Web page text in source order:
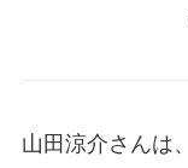
山田涼介さんは、